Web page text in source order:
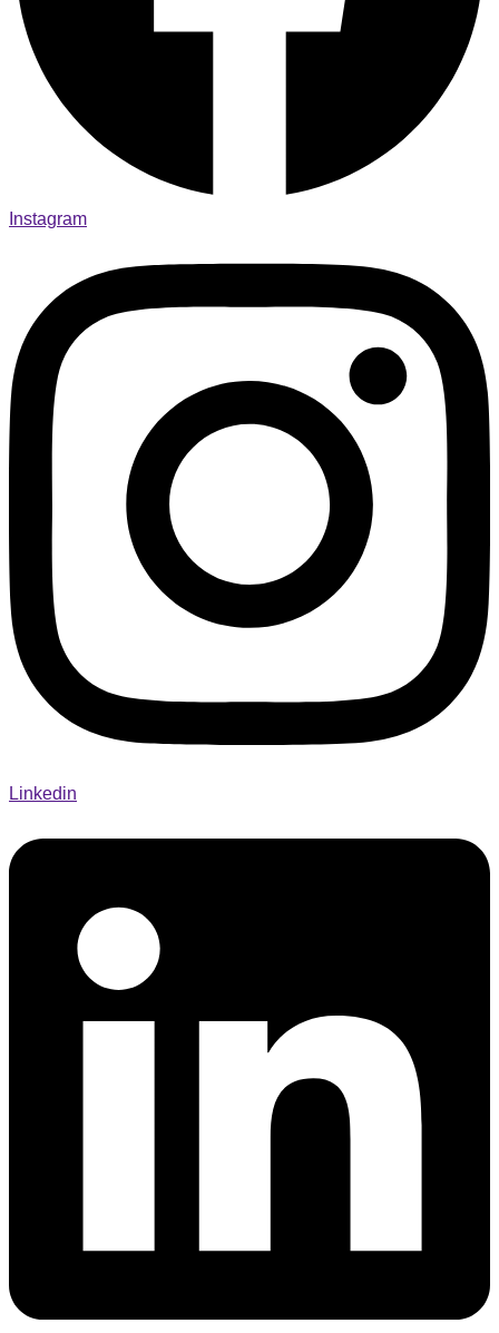
Instagram
Linkedin